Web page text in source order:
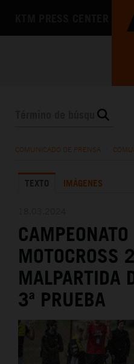
LA EMPRESA
COMUNICADO DE PRENSA
TEXTO IMÁGENES
MOTOCROSS
MALPARTIDA
3ª PRUEBA